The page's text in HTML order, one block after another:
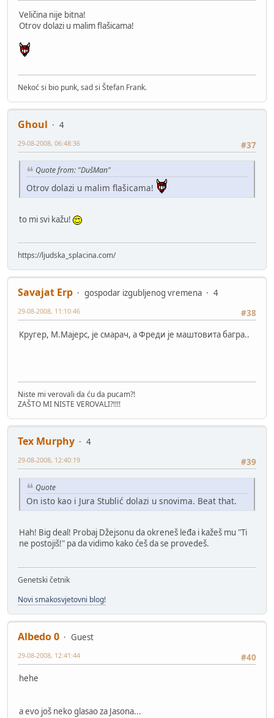
Veličina nije bitna!
Otrov dolazi u malim flašicama!
Nekoć si bio punk, sad si Štefan Frank.
Ghoul
4
#37
29-08-2008, 06:48:36
Quote from: "DušMan"
Otrov dolazi u malim flašicama!
to mi svi kažu!
https://ljudska_splacina.com/
Savajat Erp gospodar izgubljenog vremena
4
#38
29-08-2008, 11:10:46
Кругер, М.Мајерс, је смарач, а Фреди је маштовита багра..
Niste mi verovali da ću da pucam?!
ZAŠTO MI NISTE VEROVALI?!!!!
Tex Murphy
4
#39
29-08-2008, 12:40:19
Quote
On isto kao i Jura Stublić dolazi u snovima. Beat that.
Hah! Big deal! Probaj Džejsonu da okreneš leđa i kažeš mu "Ti
ne postojiš!" pa da vidimo kako ćeš da se provedeš.
Genetski četnik
Novi smakosvjetovni blog!
Albedo 0
Guest
#40
29-08-2008, 12:41:44
hehe
a evo još neko glasao za Jasona...